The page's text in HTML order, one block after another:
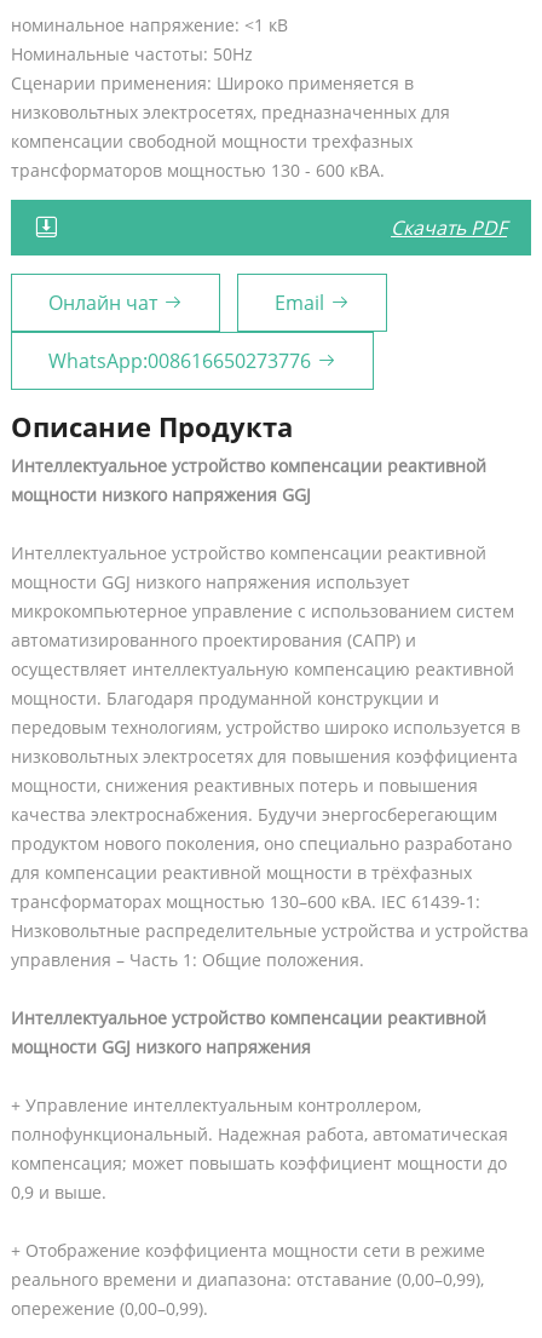
номинальное напряжение: <1 кВ
Номинальные частоты: 50Hz
Сценарии применения: Широко применяется в
низковольтных электросетях, предназначенных для
компенсации свободной мощности трехфазных
трансформаторов мощностью 130 - 600 кВА.
Скачать PDF
Онлайн чат Email
WhatsApp:008616650273776
Описание Продукта
Интеллектуальное устройство компенсации реактивной
мощности низкого напряжения GGJ
Интеллектуальное устройство компенсации реактивной
мощности GGJ низкого напряжения использует
микрокомпьютерное управление с использованием систем
автоматизированного проектирования (САПР) и
осуществляет интеллектуальную компенсацию реактивной
мощности. Благодаря продуманной конструкции и
передовым технологиям, устройство широко используется в
низковольтных электросетях для повышения коэффициента
мощности, снижения реактивных потерь и повышения
качества электроснабжения. Будучи энергосберегающим
продуктом нового поколения, оно специально разработано
для компенсации реактивной мощности в трёхфазных
трансформаторах мощностью 130–600 кВА. IEC 61439-1:
Низковольтные распределительные устройства и устройства
управления – Часть 1: Общие положения.
Интеллектуальное устройство компенсации реактивной
мощности GGJ низкого напряжения
+ Управление интеллектуальным контроллером,
полнофункциональный. Надежная работа, автоматическая
компенсация; может повышать коэффициент мощности до
0,9 и выше.
+ Отображение коэффициента мощности сети в режиме
реального времени и диапазона: отставание (0,00–0,99),
опережение (0,00–0,99).